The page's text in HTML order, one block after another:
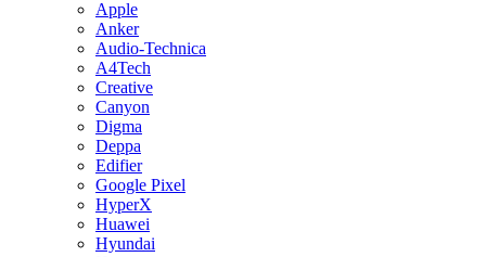
Apple
Anker
Audio-Technica
A4Tech
Creative
Canyon
Digma
Deppa
Edifier
Google Pixel
HyperX
Huawei
Hyundai